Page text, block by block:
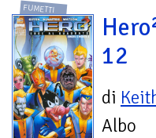
FUMETTI
12
di
Albo